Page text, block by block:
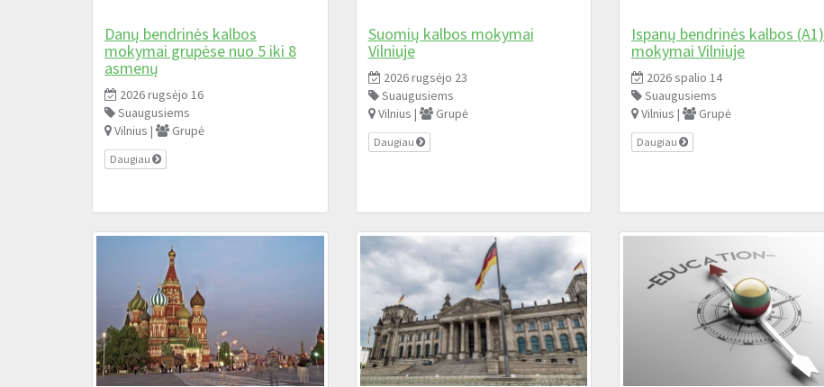
Danų bendrinės kalbos
mokymai grupėse nuo 5 iki 8
asmenų
2026 rugsėjo 16
Suaugusiems
Vilnius |
Grupė
Daugiau
Suomių kalbos mokymai
Vilniuje
2026 rugsėjo 23
Suaugusiems
Vilnius |
Grupė
Daugiau
Ispanų bendrinės kalbos (A1)
mokymai Vilniuje
2026 spalio 14
Suaugusiems
Vilnius |
Grupė
Daugiau